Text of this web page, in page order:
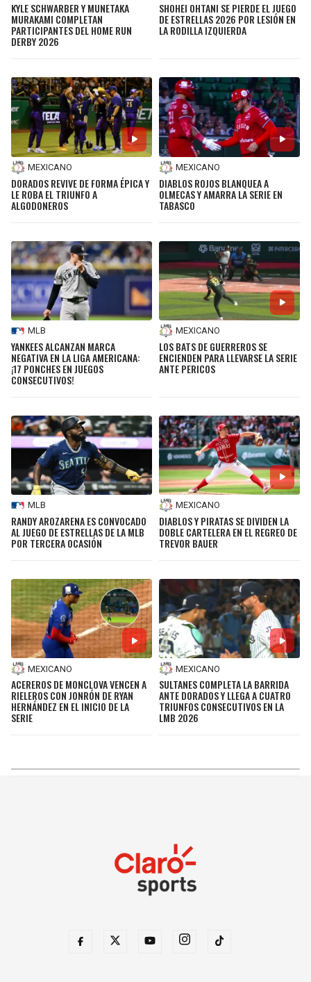
KYLE SCHWARBER Y MUNETAKA
MURAKAMI COMPLETAN
PARTICIPANTES DEL HOME RUN
DERBY 2026
SHOHEI OHTANI SE PIERDE EL JUEGO
DE ESTRELLAS 2026 POR LESIÓN EN
LA RODILLA IZQUIERDA
MEXICANO
DORADOS REVIVE DE FORMA ÉPICA Y
LE ROBA EL TRIUNFO A
ALGODONEROS
MEXICANO
DIABLOS ROJOS BLANQUEA A
OLMECAS Y AMARRA LA SERIE EN
TABASCO
MLB
YANKEES ALCANZAN MARCA
NEGATIVA EN LA LIGA AMERICANA:
¡17 PONCHES EN JUEGOS
CONSECUTIVOS!
MEXICANO
LOS BATS DE GUERREROS SE
ENCIENDEN PARA LLEVARSE LA SERIE
ANTE PERICOS
MLB
RANDY AROZARENA ES CONVOCADO
AL JUEGO DE ESTRELLAS DE LA MLB
POR TERCERA OCASIÓN
MEXICANO
DIABLOS Y PIRATAS SE DIVIDEN LA
DOBLE CARTELERA EN EL REGREO DE
TREVOR BAUER
MEXICANO
ACEREROS DE MONCLOVA VENCEN A
RIELEROS CON JONRÓN DE RYAN
HERNÁNDEZ EN EL INICIO DE LA
SERIE
MEXICANO
SULTANES COMPLETA LA BARRIDA
ANTE DORADOS Y LLEGA A CUATRO
TRIUNFOS CONSECUTIVOS EN LA
LMB 2026